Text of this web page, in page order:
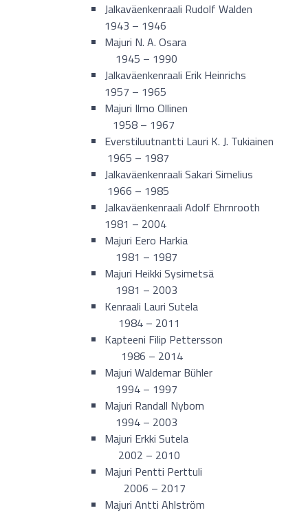
Jalkaväenkenraali Rudolf Walden
1943 – 1946
Majuri N. A. Osara
1945 – 1990
Jalkaväenkenraali Erik Heinrichs
1957 – 1965
Majuri Ilmo Ollinen
1958 – 1967
Everstiluutnantti Lauri K. J. Tukiainen
1965 – 1987
Jalkaväenkenraali Sakari Simelius
1966 – 1985
Jalkaväenkenraali Adolf Ehrnrooth
1981 – 2004
Majuri Eero Harkia
1981 – 1987
Majuri Heikki Sysimetsä
1981 – 2003
Kenraali Lauri Sutela
1984 – 2011
Kapteeni Filip Pettersson
1986 – 2014
Majuri Waldemar Bühler
1994 – 1997
Majuri Randall Nybom
1994 – 2003
Majuri Erkki Sutela
2002 – 2010
Majuri Pentti Perttuli
2006 – 2017
Majuri Antti Ahlström